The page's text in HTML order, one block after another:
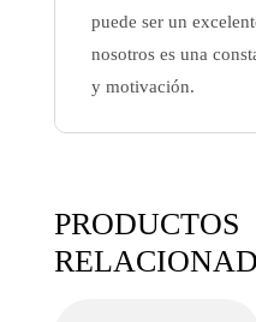
puede ser un
nosotros es una
y motivación.
PRODUCTOS